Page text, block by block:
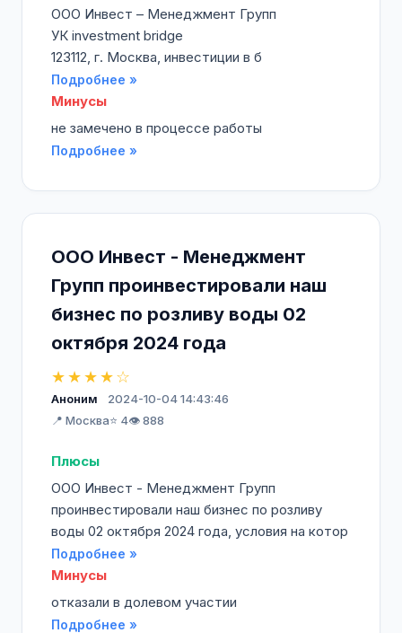
ООО Инвест – Менеджмент Групп
УК investment bridge
123112, г. Москва, инвестиции в б
Подробнее »
Минусы
не замечено в процессе работы
Подробнее »
ООО Инвест - Менеджмент
Групп проинвестировали наш
бизнес по розливу воды 02
октября 2024 года
★★★★☆
Аноним
2024-10-04 14:43:46
📍 Москва⭐ 4👁️ 888
Плюсы
ООО Инвест - Менеджмент Групп
проинвестировали наш бизнес по розливу
воды 02 октября 2024 года, условия на котор
Подробнее »
Минусы
отказали в долевом участии
Подробнее »